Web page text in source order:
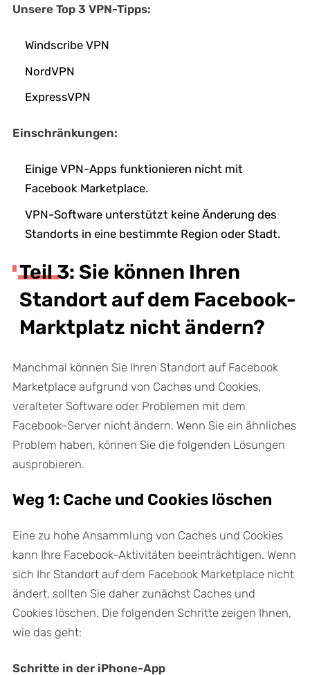
Unsere Top 3 VPN-Tipps:
Windscribe VPN
NordVPN
ExpressVPN
Einschränkungen:
Einige VPN-Apps funktionieren nicht mit
Facebook Marketplace.
VPN-Software unterstützt keine Änderung des
Standorts in eine bestimmte Region oder Stadt.
Teil 3: Sie können Ihren
Standort auf dem Facebook-
Marktplatz nicht ändern?
Manchmal können Sie Ihren Standort auf Facebook
Marketplace aufgrund von Caches und Cookies,
veralteter Software oder Problemen mit dem
Facebook-Server nicht ändern. Wenn Sie ein ähnliches
Problem haben, können Sie die folgenden Lösungen
ausprobieren.
Weg 1: Cache und Cookies löschen
Eine zu hohe Ansammlung von Caches und Cookies
kann Ihre Facebook-Aktivitäten beeinträchtigen. Wenn
sich Ihr Standort auf dem Facebook Marketplace nicht
ändert, sollten Sie daher zunächst Caches und
Cookies löschen. Die folgenden Schritte zeigen Ihnen,
wie das geht:
Schritte in der iPhone-App